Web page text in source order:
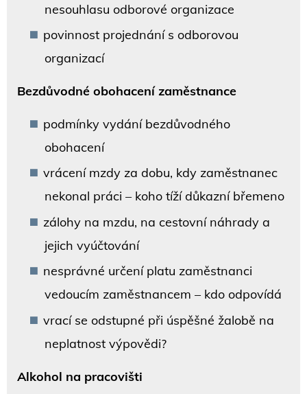
nesouhlasu odborové organizace
povinnost projednání s odborovou
organizací
Bezdůvodné obohacení zaměstnance
podmínky vydání bezdůvodného
obohacení
vrácení mzdy za dobu, kdy zaměstnanec
nekonal práci – koho tíží důkazní břemeno
zálohy na mzdu, na cestovní náhrady a
jejich vyúčtování
nesprávné určení platu zaměstnanci
vedoucím zaměstnancem – kdo odpovídá
vrací se odstupné při úspěšné žalobě na
neplatnost výpovědi?
Alkohol na pracovišti